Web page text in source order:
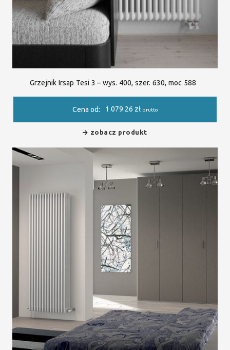
Grzejnik Irsap Tesi 3 – wys. 400, szer. 630, moc 588
Cena od: 1 079.26 zł brutto
zobacz produkt